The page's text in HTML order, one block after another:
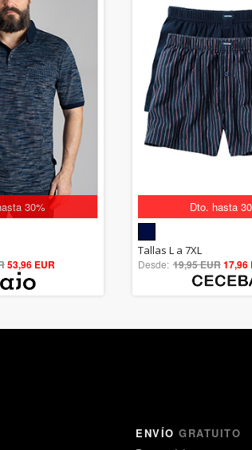
30%
5
53,96 EUR
Dto. hasta
5.00
out of 5
Tallas L a 7XL
Desde: 19,95 EUR17,96
ENVÍO GRATUITO